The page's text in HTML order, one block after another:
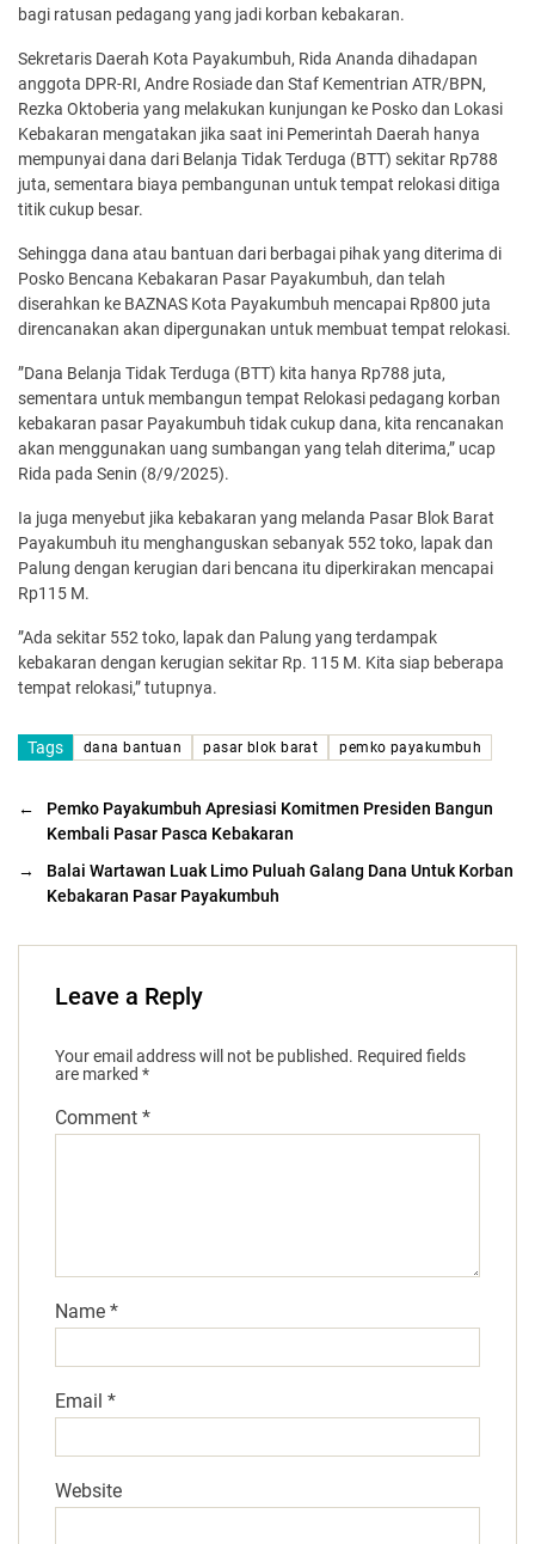
bagi ratusan pedagang yang jadi korban kebakaran.
Sekretaris Daerah Kota Payakumbuh, Rida Ananda dihadapan
anggota DPR-RI, Andre Rosiade dan Staf Kementrian ATR/BPN,
Rezka Oktoberia yang melakukan kunjungan ke Posko dan Lokasi
Kebakaran mengatakan jika saat ini Pemerintah Daerah hanya
mempunyai dana dari Belanja Tidak Terduga (BTT) sekitar Rp788
juta, sementara biaya pembangunan untuk tempat relokasi ditiga
titik cukup besar.
Sehingga dana atau bantuan dari berbagai pihak yang diterima di
Posko Bencana Kebakaran Pasar Payakumbuh, dan telah
diserahkan ke BAZNAS Kota Payakumbuh mencapai Rp800 juta
direncanakan akan dipergunakan untuk membuat tempat relokasi.
”Dana Belanja Tidak Terduga (BTT) kita hanya Rp788 juta,
sementara untuk membangun tempat Relokasi pedagang korban
kebakaran pasar Payakumbuh tidak cukup dana, kita rencanakan
akan menggunakan uang sumbangan yang telah diterima,” ucap
Rida pada Senin (8/9/2025).
Ia juga menyebut jika kebakaran yang melanda Pasar Blok Barat
Payakumbuh itu menghanguskan sebanyak 552 toko, lapak dan
Palung dengan kerugian dari bencana itu diperkirakan mencapai
Rp115 M.
”Ada sekitar 552 toko, lapak dan Palung yang terdampak
kebakaran dengan kerugian sekitar Rp. 115 M. Kita siap beberapa
tempat relokasi,” tutupnya.
Tags dana bantuan pasar blok barat pemko payakumbuh
←
Pemko Payakumbuh Apresiasi Komitmen Presiden Bangun
Kembali Pasar Pasca Kebakaran
→
Balai Wartawan Luak Limo Puluah Galang Dana Untuk Korban
Kebakaran Pasar Payakumbuh
Leave a Reply
Your email address will not be published. Required fields
are marked *
Comment *
Name *
Email *
Website